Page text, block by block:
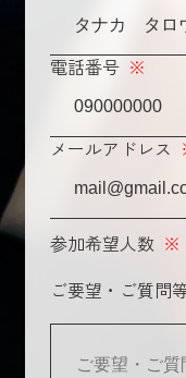
電話番号 ※
メールアドレス
参加希望人数 ※
ご要望・ご質問